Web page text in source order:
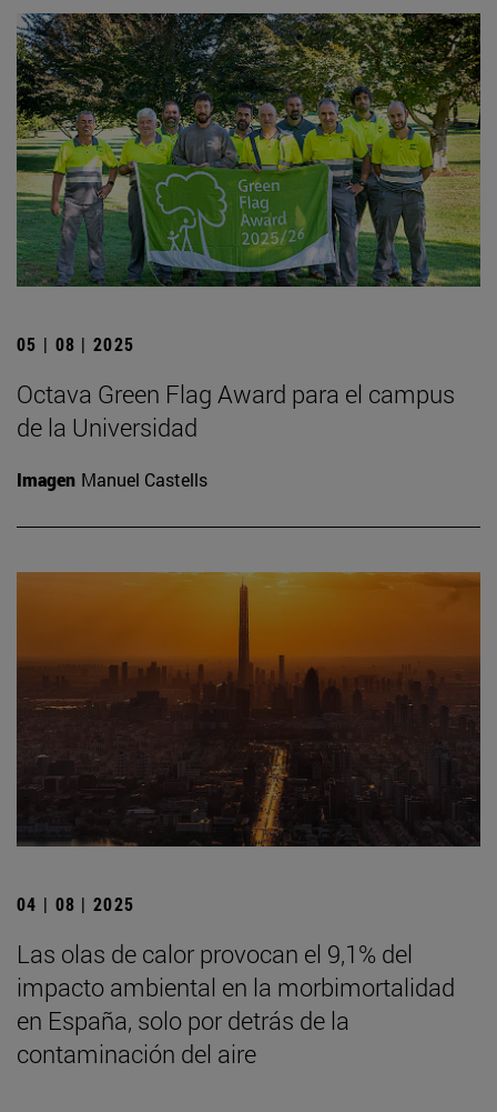
05 | 08 | 2025
Octava Green Flag Award para el campus
de la Universidad
Imagen Manuel Castells
04 | 08 | 2025
Las olas de calor provocan el 9,1% del
impacto ambiental en la morbimortalidad
en España, solo por detrás de la
contaminación del aire